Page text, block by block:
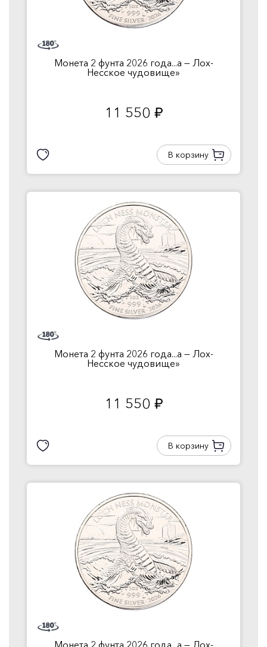
Монета 2 фунта 2026 года...а — Лох-
Несское чудовище»
11 550 руб.
В корзину
Монета 2 фунта 2026 года...а — Лох-
Несское чудовище»
11 550 руб.
В корзину
Монета 2 фунта 2026 года...а — Лох-